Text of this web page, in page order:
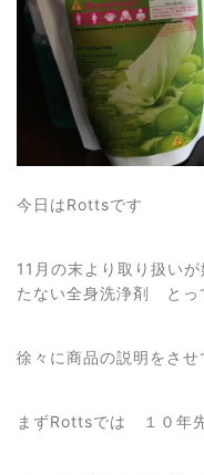
今日はRottsです
11月の末より取り扱
たない全身洗浄剤 とっ
徐々に商品の説明をさ
まずRottsでは １０年